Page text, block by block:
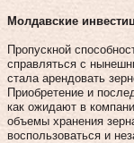
Молдавские
Пропускной
справляться с
стала арендовать
Приобретение и
как ожидают в
объемы хранения
воспользоваться и